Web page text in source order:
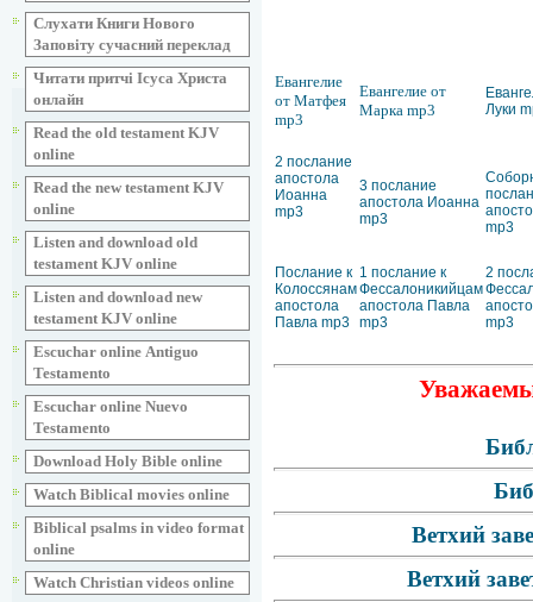
Слухати Книги Нового
Заповіту сучасний переклад
Читати притчі Ісуса Христа
онлайн
Read the old testament KJV
online
Read the new testament KJV
online
Listen and download old
testament KJV online
Listen and download new
testament KJV online
Escuchar online Аntiguo
Testamento
Escuchar online Nuevo
Testamento
Download Holy Bible online
Watch Biblical movies online
Biblical psalms in video format
online
Watch Christian videos online
Евангелие
от Матфея
mp3
Евангелие от
Марка mp3
Луки
2 послание
апостола
Иоанна
mp3
3 послание
апостола Иоанна
mp3
mp3
Послание к
Колоссянам
апостола
Павла mp3
1 послание к
Фессалоникийцам
апостола Павла
mp3
2
mp3
Ветхий
Ветхий